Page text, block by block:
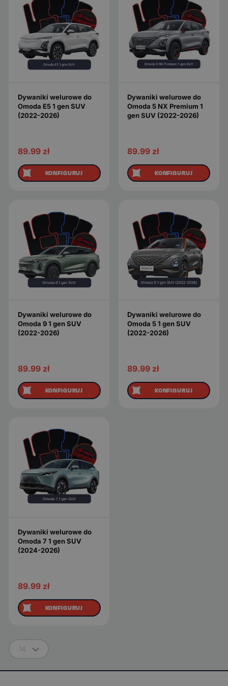
Dywaniki welurowe do
Omoda E5 1 gen SUV
(2022-2026)
89.99 zł
KONFIGURUJ
Dywaniki welurowe do
Omoda 5 NX Premium 1
gen SUV (2022-2026)
89.99 zł
KONFIGURUJ
Dywaniki welurowe do
Omoda 9 1 gen SUV
(2022-2026)
89.99 zł
KONFIGURUJ
Dywaniki welurowe do
Omoda 5 1 gen SUV
(2022-2026)
89.99 zł
KONFIGURUJ
Dywaniki welurowe do
Omoda 7 1 gen SUV
(2024-2026)
89.99 zł
KONFIGURUJ